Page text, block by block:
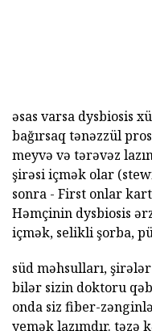
əsas varsa dysbiosis
bağırsaq tənəzzül
meyvə və tərəvəz
şirəsi içmək olar
sonra - First onlar
Həmçinin dysbiosis
içmək, selikli şorba,
süd məhsulları,
bilər sizin doktoru
onda siz fiber-
yemək lazımdır. təzə